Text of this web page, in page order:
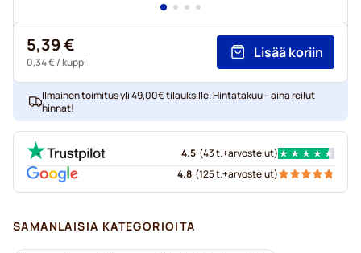
5,39 €
0,34 €/ kuppi
Lisää koriin
Ilmainen toimitus yli 49,00€ tilauksille. Hintatakuu – aina reilut
hinnat!
4.5 (43 t.+arvostelut)
4.8 (125 t.+arvostelut)
SAMANLAISIA KATEGORIOITA